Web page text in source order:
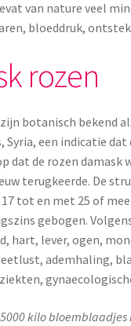
van nature veel
bloeddruk,
rozen
botanisch bekend
Syria, een indicatie
dat de rozen damask
terugkeerde. De
tot en met 25 of
gebogen.
hart, lever, ogen,
ademhaling,
kilo